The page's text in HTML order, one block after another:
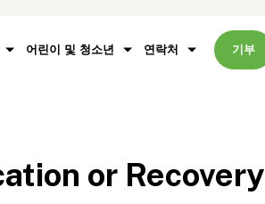
어린이 및 청소년 연락처 기부
or Recovery